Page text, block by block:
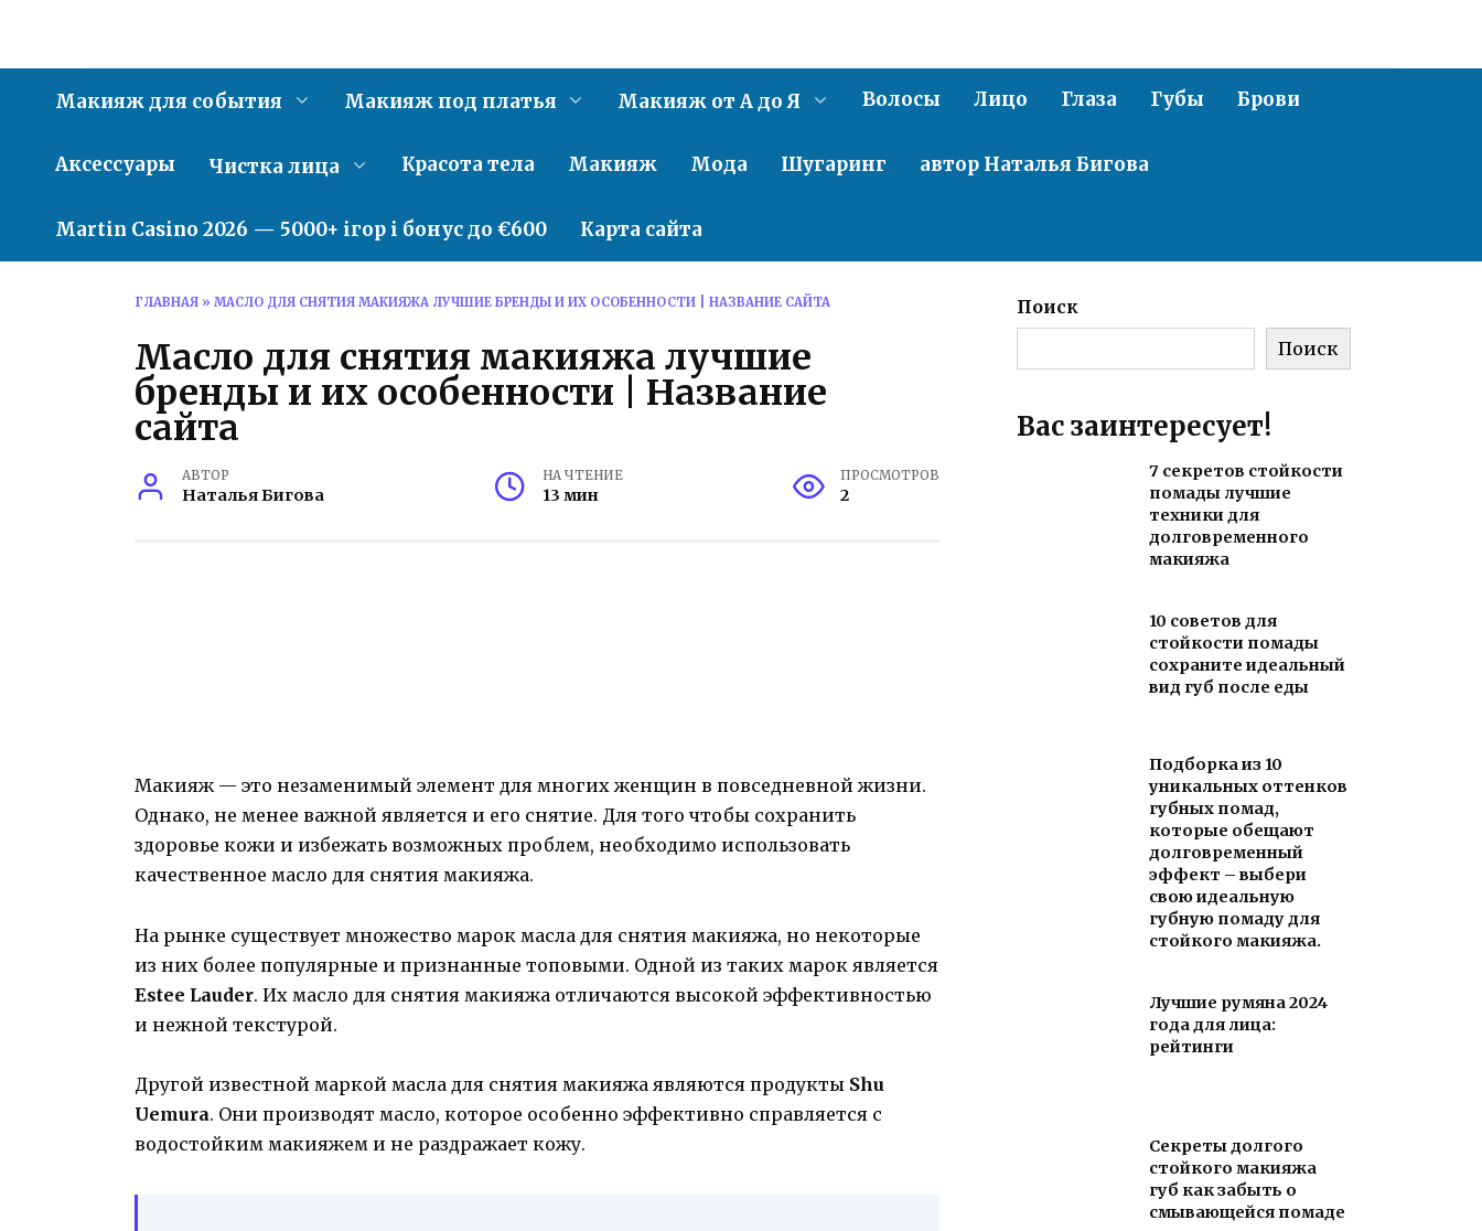
Макияж для события Макияж под платья Макияж от А до Я Волосы Лицо Глаза Губы Брови
Аксессуары Чистка лица Красота тела Макияж Мода Шугаринг автор Наталья Бигова
Martin Casino 2026 — 5000+ ігор і бонус до €600 Карта сайта
ГЛАВНАЯ » МАСЛО ДЛЯ СНЯТИЯ МАКИЯЖА ЛУЧШИЕ БРЕНДЫ И ИХ ОСОБЕННОСТИ | НАЗВАНИЕ САЙТА
Масло для снятия макияжа лучшие
бренды и их особенности | Название
сайта
АВТОР
Наталья Бигова
НА ЧТЕНИЕ
13 мин
ПРОСМОТРОВ
2
Макияж — это незаменимый элемент для многих женщин в повседневной жизни.
Однако, не менее важной является и его снятие. Для того чтобы сохранить
здоровье кожи и избежать возможных проблем, необходимо использовать
качественное масло для снятия макияжа.
На рынке существует множество марок масла для снятия макияжа, но некоторые
из них более популярные и признанные топовыми. Одной из таких марок является
Estee Lauder. Их масло для снятия макияжа отличаются высокой эффективностью
и нежной текстурой.
Другой известной маркой масла для снятия макияжа являются продукты Shu
Uemura. Они производят масло, которое особенно эффективно справляется с
водостойким макияжем и не раздражает кожу.
Поиск
Поиск
Вас заинтересует!
7 секретов стойкости
помады лучшие
техники для
долговременного
макияжа
10 советов для
стойкости помады
сохраните идеальный
вид губ после еды
Подборка из 10
уникальных оттенков
губных помад,
которые обещают
долговременный
эффект – выбери
свою идеальную
губную помаду для
стойкого макияжа.
Лучшие румяна 2024
года для лица:
рейтинги
Секреты долгого
стойкого макияжа
губ как забыть о
смывающейся помаде